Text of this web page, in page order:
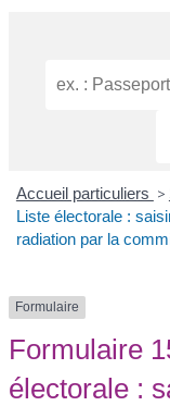
Accueil particuliers >
Liste électorale :
radiation par la
Formulaire
Formulaire
électorale :